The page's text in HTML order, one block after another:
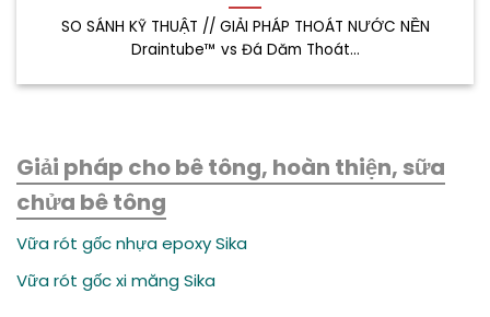
SO SÁNH KỸ THUẬT // GIẢI PHÁP THOÁT NƯỚC NỀN
Draintube™ vs Đá Dăm Thoát...
Giải pháp cho bê tông, hoàn thiện, sữa
chửa bê tông
Vữa rót gốc nhựa epoxy Sika
Vữa rót gốc xi măng Sika